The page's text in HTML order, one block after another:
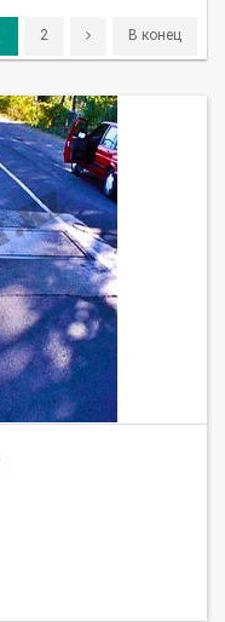
2 В конец